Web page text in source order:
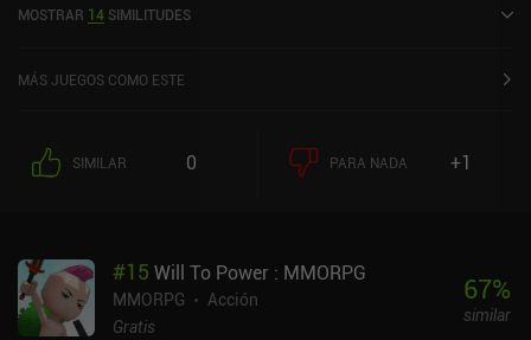
App Store de iOS.
MOSTRAR 14 SIMILITUDES
MÁS JUEGOS COMO ESTE
SIMILAR 0 PARA NADA +1
#15 Will To Power : MMORPG
MMORPG
Acción
Gratis
67%
similar